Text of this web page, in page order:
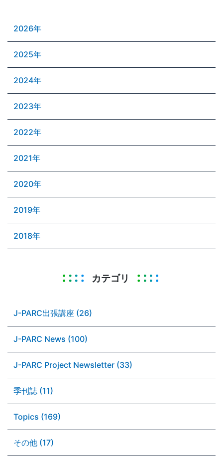
2026年
2025年
2024年
2023年
2022年
2021年
2020年
2019年
2018年
カテゴリ
J-PARC出張講座 (26)
J-PARC News (100)
J-PARC Project Newsletter (33)
季刊誌 (11)
Topics (169)
その他 (17)